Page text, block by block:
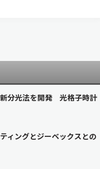
分光法を開発 光格子時計
ィングとジーベックスとの